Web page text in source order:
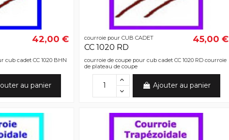
42,00 €
cub cadet CC 1020 BHN
au panier
courroie pour CUB CADET
CC 1020 RD
45,00 €
courroie de coupe pour cub cadet CC 1020 RD courroie
de plateau de coupe
Ajouter au panier